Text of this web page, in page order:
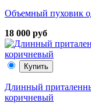
Объемный пуховик
18 000 руб
Купить
Длинный
коричневый